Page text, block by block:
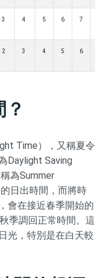
3 4 5 6 7
2 3 4 5 6
Time），又稱夏令
Daylight Saving
為Summer
日出時間，而將時
會在接近春季開始的
季調回正常時間。這
光，特別是在白天較